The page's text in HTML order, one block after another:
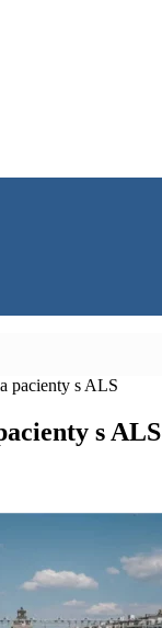
pacienty s ALS
s ALS